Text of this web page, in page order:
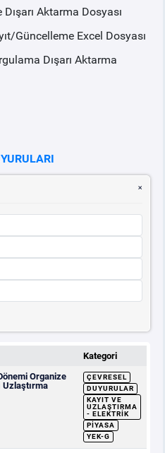
Aktarma Dosyası
Güncelleme Excel Dosyası
Dışarı Aktarma
Kategori
Organize
Uzlaştırma
ÇEVRESEL
DUYURULAR
KAYIT VE
UZLAŞTIRMA
- ELEKTRIK
PIYASA
YEK-G